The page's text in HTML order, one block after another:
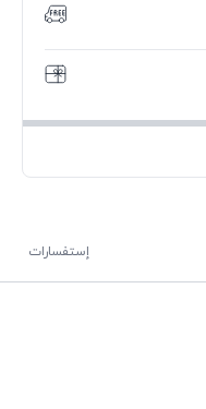
إستفسارات